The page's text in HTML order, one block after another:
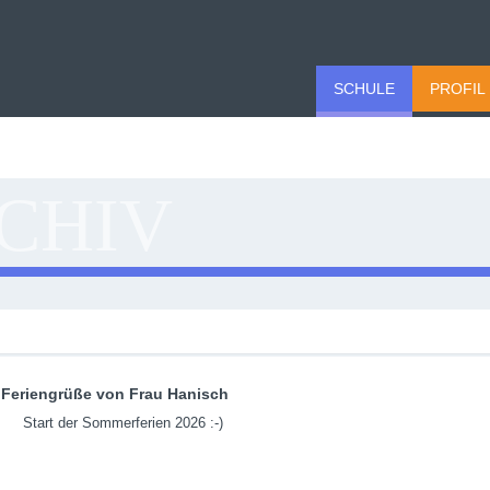
SCHULE PROFIL
Feriengrüße von Frau Hanisch
Start der Sommerferien 2026 :-)